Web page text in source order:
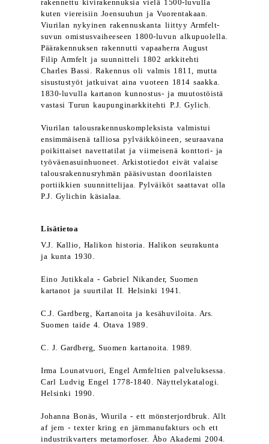
rakennettu kivirakennuksia vielä 1500-luvulla
kuten viereisiin Joensuuhun ja Vuorentakaan.
Viurilan nykyinen rakennuskanta liittyy Armfelt-
suvun omistusvaiheeseen 1800-luvun alkupuolella.
Päärakennuksen rakennutti vapaaherra August
Filip Armfelt ja suunnitteli 1802 arkkitehti
Charles Bassi. Rakennus oli valmis 1811, mutta
sisustustyöt jatkuivat aina vuoteen 1814 saakka.
1830-luvulla kartanon kunnostus- ja muutostöistä
vastasi Turun kaupunginarkkitehti P.J. Gylich.
Viurilan talousrakennuskompleksista valmistui
ensimmäisenä talliosa pylväikköineen, seuraavana
poikittaiset navettatilat ja viimeisenä konttori- ja
työväenasuinhuoneet. Arkistotiedot eivät valaise
talousrakennusryhmän pääsivustan doorilaisten
portiikkien suunnittelijaa. Pylväiköt saattavat olla
P.J. Gylichin käsialaa.
Lisätietoa
V.J. Kallio, Halikon historia. Halikon seurakunta
ja kunta 1930.
Eino Jutikkala - Gabriel Nikander, Suomen
kartanot ja suurtilat II. Helsinki 1941.
C.J. Gardberg, Kartanoita ja kesähuviloita. Ars.
Suomen taide 4. Otava 1989.
C. J. Gardberg, Suomen kartanoita. 1989.
Irma Lounatvuori, Engel Armfeltien palveluksessa.
Carl Ludvig Engel 1778-1840. Näyttelykatalogi.
Helsinki 1990.
Johanna Bonäs, Wiurila - ett mönsterjordbruk. Allt
af jern - texter kring en järnmanufakturs och ett
industrikvarters metamorfoser. Åbo Akademi 2004.